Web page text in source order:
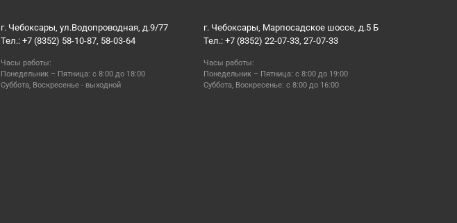
г. Чебоксары, ул.Водопроводная, д.9/77
Тел.: +7 (8352) 58-10-87, 58-03-64
Часы работы:
Понедельник – Пятница: с 8:00 до 18:00
Суббота, Воскресенье - выходной
г. Чебоксары, Марпосадское шоссе, д.5 Б
Тел.: +7 (8352) 22-07-33, 27-07-33
Часы работы:
Понедельник – Пятница: с 8:00 до 19:00
Суббота, Воскресенье: с 8:00 до 16:00